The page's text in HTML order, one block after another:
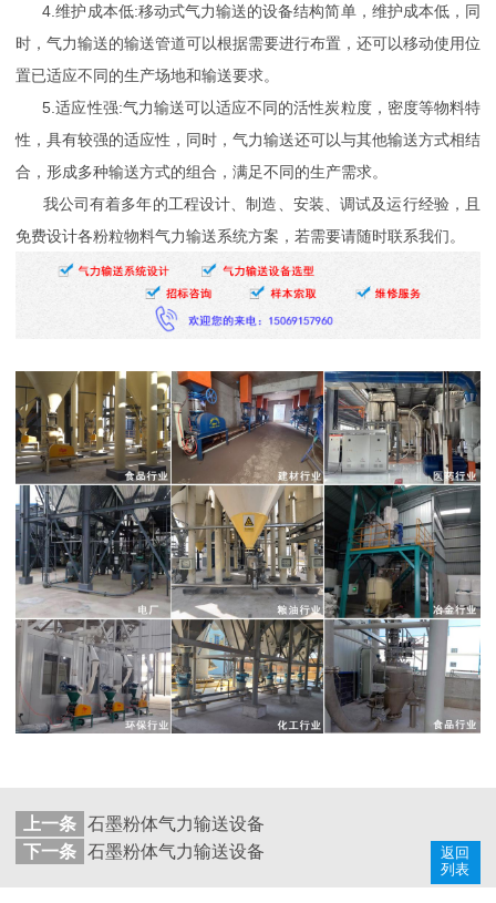
4.维护成本低:移动式气力输送的设备结构简单，维护成本低，同
时，气力输送的输送管道可以根据需要进行布置，还可以移动使用位
置已适应不同的生产场地和输送要求。
5.适应性强:气力输送可以适应不同的活性炭粒度，密度等物料特
性，具有较强的适应性，同时，气力输送还可以与其他输送方式相结
合，形成多种输送方式的组合，满足不同的生产需求。
我公司有着多年的工程设计、制造、安装、调试及运行经验，且
免费设计各粉粒物料气力输送系统方案，若需要请随时联系我们。
上一条 石墨粉体气力输送设备
返回
列表
下一条 石墨粉体气力输送设备